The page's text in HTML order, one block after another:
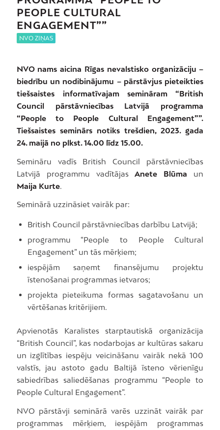
PEOPLE CULTURAL
ENGAGEMENT””
NVO ZIŅAS
NVO nams aicina Rīgas nevalstisko organizāciju –
biedrību un nodibinājumu – pārstāvjus pieteikties
tiešsaistes informatīvajam semināram “British
Council pārstāvniecības Latvijā programma
“People to People Cultural Engagement””.
Tiešsaistes seminārs notiks trešdien, 2023. gada
24. maijā no plkst. 14.00 līdz 15.00.
Semināru vadīs British Council pārstāvniecības
Latvijā programmu vadītājas Anete Blūma un
Maija Kurte.
Seminārā uzzināsiet vairāk par:
British Council pārstāvniecības darbību Latvijā;
programmu “People to People Cultural
Engagement” un tās mērķiem;
iespējām saņemt finansējumu projektu
īstenošanai programmas ietvaros;
projekta pieteikuma formas sagatavošanu un
vērtēšanas kritērijiem.
Apvienotās Karalistes starptautiskā organizācija
“British Council”, kas nodarbojas ar kultūras sakaru
un izglītības iespēju veicināšanu vairāk nekā 100
valstīs, jau astoto gadu Baltijā īsteno vērienīgu
sabiedrības saliedēšanas programmu “People to
People Cultural Engagement”.
NVO pārstāvji seminārā varēs uzzināt vairāk par
programmas mērķiem, iespējām programmas